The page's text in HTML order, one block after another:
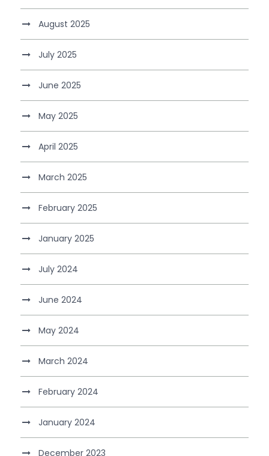
August 2025
July 2025
June 2025
May 2025
April 2025
March 2025
February 2025
January 2025
July 2024
June 2024
May 2024
March 2024
February 2024
January 2024
December 2023